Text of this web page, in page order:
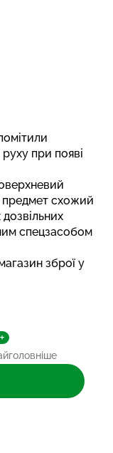
при появі
предмет схожий
спецзасобом
зброї у